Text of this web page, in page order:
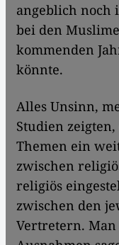
angeblich noch
bei den
kommenden
könnte.
Alles Unsinn,
Studien
Themen ein
zwischen
religiös
zwischen den
Vertretern.